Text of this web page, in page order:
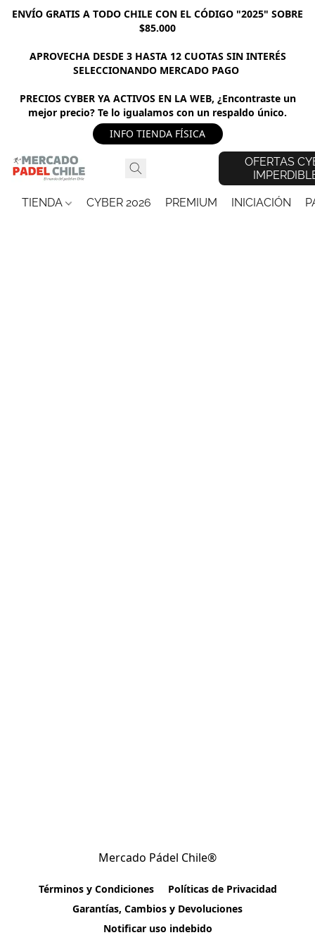
ENVÍO GRATIS A TODO CHILE CON EL CÓDIGO "2025" SOBRE
$85.000
APROVECHA DESDE 3 HASTA 12 CUOTAS SIN INTERÉS
SELECCIONANDO MERCADO PAGO
PRECIOS CYBER YA ACTIVOS EN LA WEB, ¿Encontraste un
mejor precio? Te lo igualamos con un respaldo único.
INFO TIENDA FÍSICA
OFERTAS
TIENDA CYBER 2026 PREMIUM INICIACIÓN
Mercado Pádel Chile®
Términos y Condiciones
Políticas de Privacidad
Garantías, Cambios y Devoluciones
Notificar uso indebido